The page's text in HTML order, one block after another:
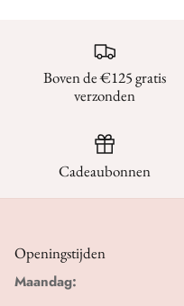
Boven de €125 gratis
verzonden
Cadeaubonnen
Openingstijden
Maandag: